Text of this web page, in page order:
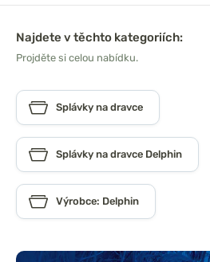
Najdete v těchto kategoriích:
Projděte si celou nabídku.
Splávky na dravce
Splávky na dravce Delphin
Výrobce: Delphin